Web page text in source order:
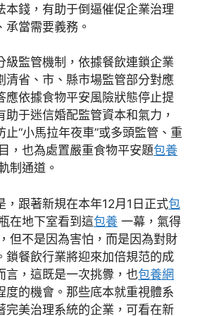
本錢，有助于倒逼催促企業治理
承當需要義務。
級監管機制，依據餐飲連鎖企業
清省、市、縣市場監管部分對應
應依據食物平安風險狀態停止提
助于迷信婚配監管資本和氣力，
“小馬拉年夜車”或多頭監管、重
，也為處置嚴重食物平安題包養
制通道。
，跟著新規在本年12月1日正式包
在地下室看到這包養 一幕，氣得
但不是因為害怕，而是因為對財
鎖餐飲行業將迎來加倍規范的成
言，這既是一次挑釁，也包養網
度的機會。那些底本就重視體系
完美治理系統的企業，可看在新